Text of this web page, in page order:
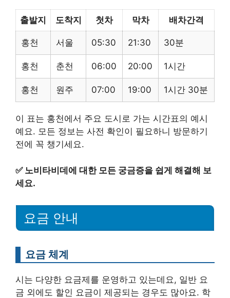
출발지 도착지 첫차 막차 배차간격
홍천 서울 05:30 21:30 30분
홍천 춘천 06:00 20:00 1시간
홍천 원주 07:00 19:00 1시간 30분
이 표는 홍천에서 주요 도시로 가는 시간표의 예시
예요. 모든 정보는 사전 확인이 필요하니 방문하기
전에 꼭 챙기세요.
✅ 노비타비데에 대한 모든 궁금증을 쉽게 해결해 보
세요.
요금 안내
요금 체계
시는 다양한 요금제를 운영하고 있는데요, 일반 요
금 외에도 할인 요금이 제공되는 경우도 많아요. 학